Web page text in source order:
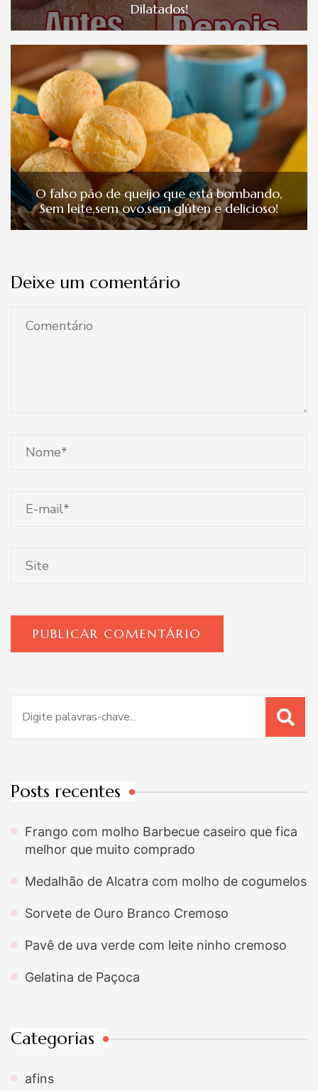
Dilatados!
O falso pão de queijo que está bombando,
Sem leite,sem ovo,sem glúten e delicioso!
Deixe um comentário
por:
Posts recentes
Frango com molho Barbecue caseiro que fica
melhor que muito comprado
Medalhão de Alcatra com molho de cogumelos
Sorvete de Ouro Branco Cremoso
Pavê de uva verde com leite ninho cremoso
Gelatina de Paçoca
Categorias
afins